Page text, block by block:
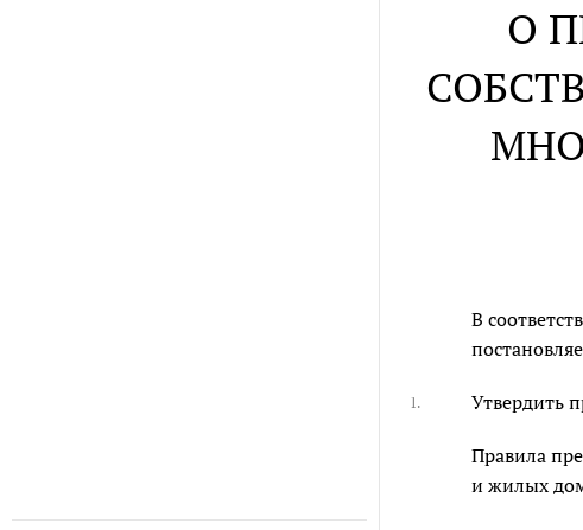
О
В
1. Утвердить
Правила
и жилых